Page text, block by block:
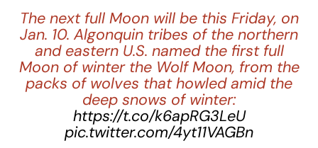
The next full Moon will be this Friday, on
Jan. 10. Algonquin tribes of the northern
and eastern U.S. named the first full
Moon of winter the Wolf Moon, from the
packs of wolves that howled amid the
deep snows of winter:
https://t.co/k6apRG3LeU
pic.twitter.com/4yt11VAGBn